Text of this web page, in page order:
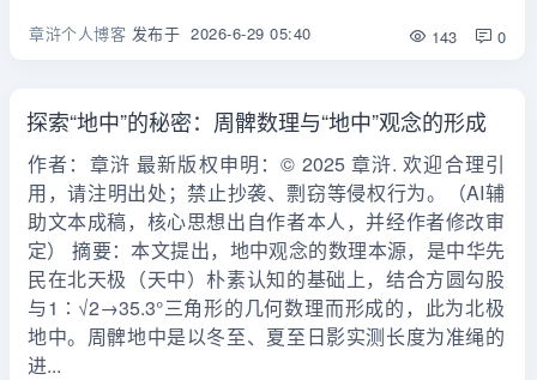
章浒个人博客 发布于 2026-6-29 05:40 143 0
探索“地中”的秘密：周髀数理与“地中”观念的形成
作者：章浒 最新版权申明：© 2025 章浒. 欢迎合理引
用，请注明出处；禁止抄袭、剽窃等侵权行为。（AI辅
助文本成稿，核心思想出自作者本人，并经作者修改审
定） 摘要：本文提出，地中观念的数理本源，是中华先
民在北天极（天中）朴素认知的基础上，结合方圆勾股
与1∶√2→35.3°三角形的几何数理而形成的，此为北极
地中。周髀地中是以冬至、夏至日影实测长度为准绳的
进...